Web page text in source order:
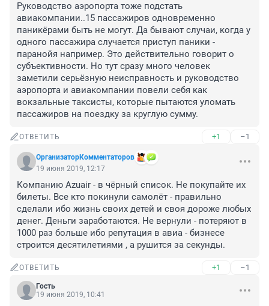
Руководство аэропорта тоже подстать
авиакомпании..15 пассажиров одновременно
паникёрами быть не могут. Да бывают случаи, когда у
одного пассажира случается приступ паники -
паранойя например. Это действительно говорит о
субъективности. Но тут сразу много человек
заметили серьёзную неисправность и руководство
аэропорта и авиакомпании повели себя как
вокзальные таксисты, которые пытаются уломать
пассажиров на поездку за круглую сумму.
ОТВЕТИТЬ +1 –1
ОрганизаторКомментаторов
19 июня 2019, 12:17
Компанию Azuair - в чёрный список. Не покупайте их
билеты. Все кто покинули самолёт - правильно
сделали ибо жизнь своих детей и своя дороже любых
денег. Деньги заработаются. Не вернули - потеряют в
1000 раз больше ибо репутация в авиа - бизнесе
строится десятилетиями , а рушится за секунды.
ОТВЕТИТЬ +1 –1
Гость
19 июня 2019, 10:41